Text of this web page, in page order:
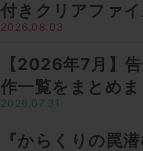
付きクリアファ
2026.08.03
【2026年7月】
作一覧をまとめ
2026.07.31
『からくりの罠